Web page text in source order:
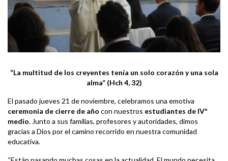
“La multitud de los creyentes tenía un solo corazón y una sola
alma” (Hch 4, 32)
El pasado jueves 21 de noviembre, celebramos una emotiva
ceremonia de cierre de año con nuestros estudiantes de IVº
medio. Junto a sus familias, profesores y autoridades, dimos
gracias a Dios por el camino recorrido en nuestra comunidad
educativa.